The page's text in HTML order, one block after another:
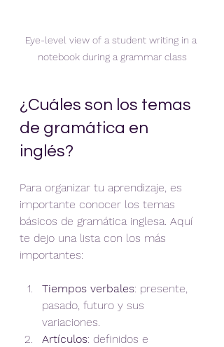
Eye-level view of a student writing in a
notebook during a grammar class
¿Cuáles son los temas
de gramática en
inglés?
Para organizar tu aprendizaje, es
importante conocer los temas
básicos de gramática inglesa. Aquí
te dejo una lista con los más
importantes:
Tiempos verbales: presente,
pasado, futuro y sus
variaciones.
Artículos: definidos e